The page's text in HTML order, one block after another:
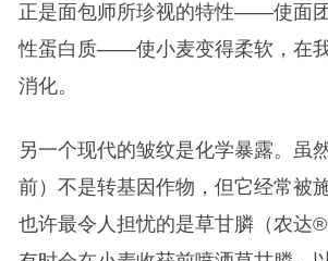
正是面包师所珍视的特性——使面
性蛋白质——使小麦变得柔软，在
消化。
另一个现代的皱纹是化学暴露。虽
前）不是转基因作物，但它经常被
也许最令人担忧的是草甘膦（农达®